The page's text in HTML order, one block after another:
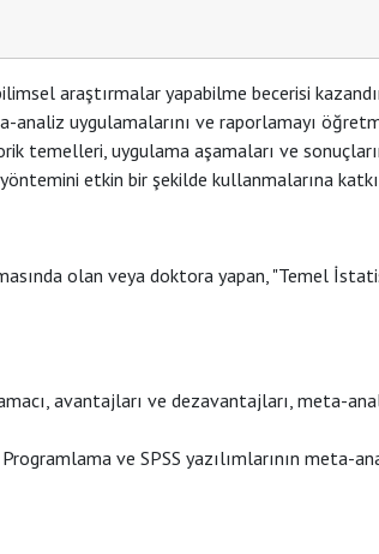
araştırmalar yapabilme becerisi
uygulamalarını ve raporlamayı
temelleri, uygulama aşamaları ve
etkin bir şekilde kullanmalarına
olan veya doktora yapan, "Temel
avantajları ve dezavantajları, meta-
ve SPSS yazılımlarının meta-